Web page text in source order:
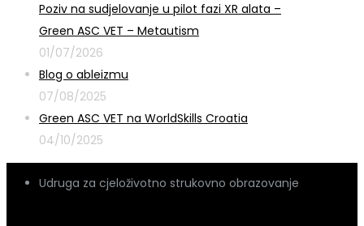
Poziv na sudjelovanje u pilot fazi XR alata –
Green ASC VET – Metautism
01/07/2026
Blog o ableizmu
07/08/2025
Green ASC VET na WorldSkills Croatia
04/10/2025
Udruga za cjeloživotno strukovno obrazovanje